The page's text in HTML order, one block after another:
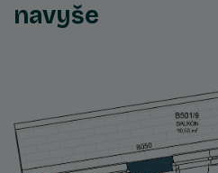
navyše